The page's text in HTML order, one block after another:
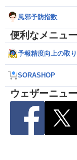
風邪予防指数
便利なメニュー
予報精度向上の取
SORASHOP
ウェザーニュ